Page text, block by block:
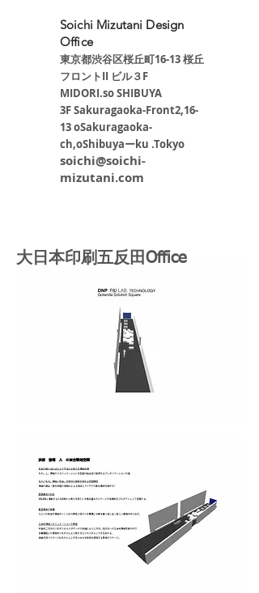
Soichi Mizutani Design
Office
東京都渋谷区桜丘町16-13 桜丘
フロントII ビル３F
​MIDORI.so SHIBUYA
3F Sakuragaoka-Front2,16-
13 oSakuragaoka-
ch,oShibuyaーku .Tokyo
soichi@soichi-
mizutani.com
大日本印刷五反田Office